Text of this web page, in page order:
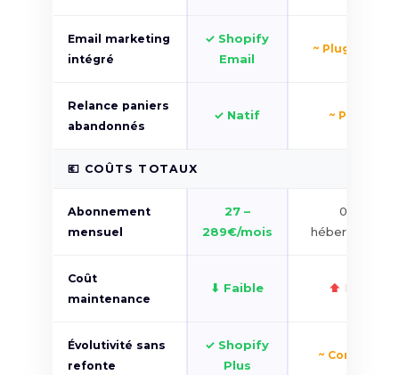
Email marketing
intégré
✓ Shopify
Email
~ Plugin tiers
Relance paniers
abandonnés
✓ Natif ~ Plugin
💶 COÛTS TOTAUX
Abonnement
mensuel
27 –
289€/mois
0€ +
hébergement
Coût
maintenance
⬇ Faible ⬆ Élevé
Évolutivité sans
refonte
✓ Shopify
Plus
~ Complexe